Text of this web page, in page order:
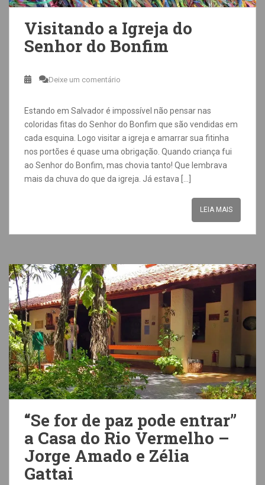
Visitando a Igreja do
Senhor do Bonfim
Deixe um comentário
Estando em Salvador é impossível não pensar nas
coloridas fitas do Senhor do Bonfim que são vendidas em
cada esquina. Logo visitar a igreja e amarrar sua fitinha
nos portões é quase uma obrigação. Quando criança fui
ao Senhor do Bonfim, mas chovia tanto! Que lembrava
mais da chuva do que da igreja. Já estava […]
LEIA MAIS
“Se for de paz pode entrar”
a Casa do Rio Vermelho –
Jorge Amado e Zélia
Gattai